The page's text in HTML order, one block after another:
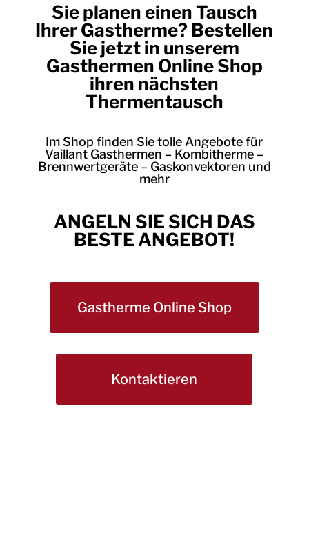
Sie planen einen Tausch
Ihrer Gastherme? Bestellen
Sie jetzt in unserem
Gasthermen Online Shop
ihren nächsten
Thermentausch
Im Shop finden Sie tolle Angebote für
Vaillant Gasthermen – Kombitherme –
Brennwertgeräte – Gaskonvektoren und
mehr
ANGELN SIE SICH DAS
BESTE ANGEBOT!
Gastherme Online Shop
Kontaktieren